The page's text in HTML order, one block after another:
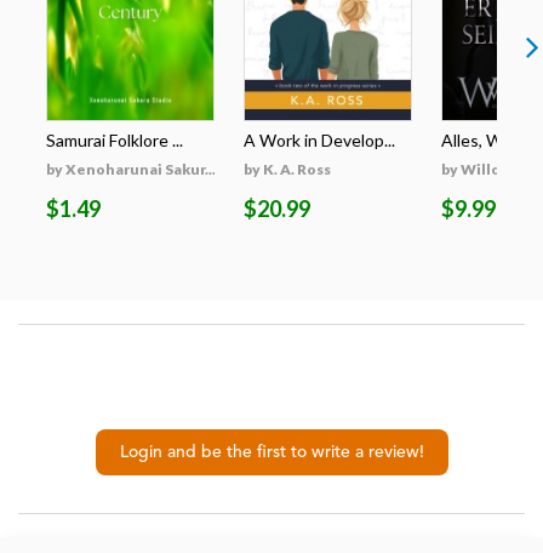
Samurai Folklore ...
by Xenoharunai Sakur...
$1.49
A Work in Develop...
by K. A. Ross
$20.99
Alles, Was Er
by Willow
$9.99
Login and be the first to write a review!